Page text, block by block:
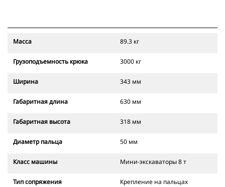
Масса 89.3 кг
Грузоподъемность крюка 3000 кг
Ширина 343 мм
Габаритная длина 630 мм
Габаритная высота 318 мм
Диаметр пальца 50 мм
Класс машины Мини-экскаваторы 8 т
Тип сопряжения Крепление на пальцах